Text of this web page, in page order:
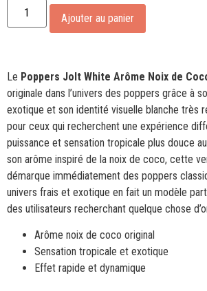
Ajouter au panier
Le Poppers Jolt White Arôme Noix de
originale dans l’univers des poppers grâce à
exotique et son identité visuelle blanche très
pour ceux qui recherchent une expérience
puissance et sensation tropicale plus douce
son arôme inspiré de la noix de coco, cette
démarque immédiatement des poppers
univers frais et exotique en fait un modèle
des utilisateurs recherchant quelque chose
Arôme noix de coco original
Sensation tropicale et exotique
Effet rapide et dynamique